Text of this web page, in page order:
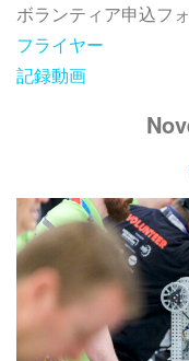
ボランティア申込フ
フライヤー
記録動画